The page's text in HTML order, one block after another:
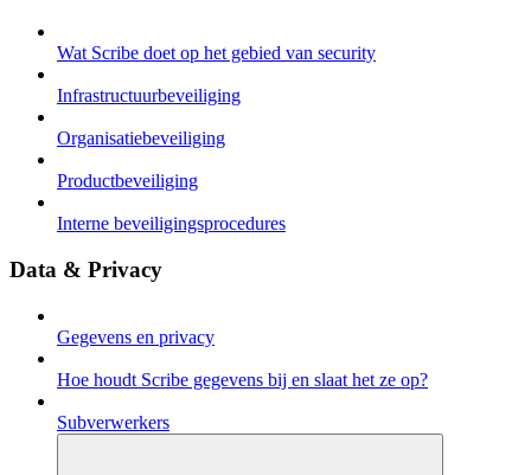
Wat Scribe doet op het gebied van security
Infrastructuurbeveiliging
Organisatiebeveiliging
Productbeveiliging
Interne beveiligingsprocedures
Data & Privacy
Gegevens en privacy
Hoe houdt Scribe gegevens bij en slaat het ze op?
Subverwerkers